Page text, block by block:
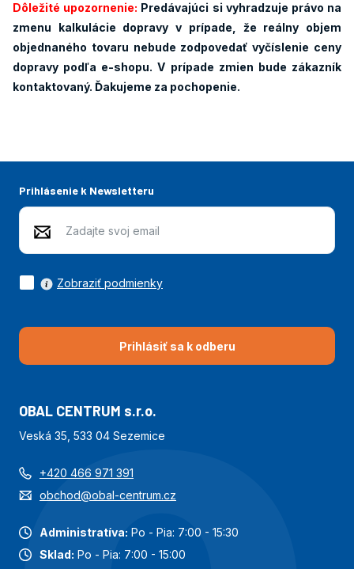
Dôležité upozornenie: Predávajúci si vyhradzuje právo na
zmenu kalkulácie dopravy v prípade, že reálny objem
objednaného tovaru nebude zodpovedať vyčíslenie ceny
dopravy podľa e-shopu. V prípade zmien bude zákazník
kontaktovaný. Ďakujeme za pochopenie.
Prihlásenie k Newsletteru
Prihlásiť sa k odberu
Zobraziť podmienky
OBAL CENTRUM s.r.o.
Veská 35, 533 04 Sezemice
+420 466 971 391
obchod@obal-centrum.cz
Administratíva: Po - Pia: 7:00 - 15:30
Sklad: Po - Pia: 7:00 - 15:00